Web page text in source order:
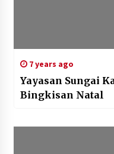
7 years ago
Yayasan Sungai
Bingkisan Natal